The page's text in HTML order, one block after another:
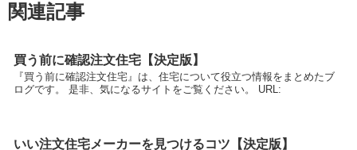
関連記事
買う前に確認注文住宅【決定版】
『買う前に確認注文住宅』は、住宅について役立つ情報をまとめたブ
ログです。 是非、気になるサイトをご覧ください。 URL:
いい注文住宅メーカーを見つけるコツ【決定版】